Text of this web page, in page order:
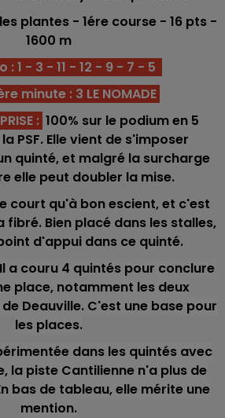
plantes - 1ére course - 16 pts -
1600 m
: 1 - 3 - 11 - 12 - 9 - 7 - 5
minute : 3 LE NOMADE
: 100% sur le podium en 5
PSF. Elle vient de s'imposer
quinté, et malgré la surcharge
elle peut doubler la mise.
court qu'à bon escient, et c'est
fibré. Bien placé dans les stalles,
d'appui dans ce quinté.
Il a couru 4 quintés pour conclure
place, notamment les deux
de Deauville. C'est une base pour
les places.
dans les quintés avec
la piste Cantilienne n'a plus de
bas de tableau, elle mérite une
mention.